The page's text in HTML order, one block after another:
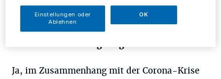
M ein Betrieb kann nicht mehr oder
nicht mehr vollständig arbeiten.
Ja, im Zusammenhang mit der Corona-Krise
Einstellungen oder
Ablehnen
OK